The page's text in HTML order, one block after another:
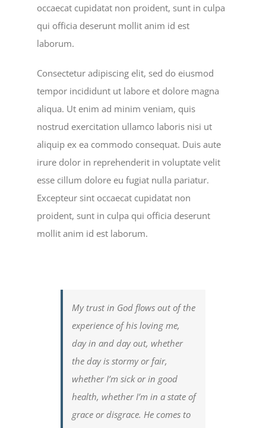
occaecat cupidatat non proident, sunt in culpa
qui officia deserunt mollit anim id est
laborum.
Consectetur adipiscing elit, sed do eiusmod
tempor incididunt ut labore et dolore magna
aliqua. Ut enim ad minim veniam, quis
nostrud exercitation ullamco laboris nisi ut
aliquip ex ea commodo consequat. Duis aute
irure dolor in reprehenderit in voluptate velit
esse cillum dolore eu fugiat nulla pariatur.
Excepteur sint occaecat cupidatat non
proident, sunt in culpa qui officia deserunt
mollit anim id est laborum.
My trust in God flows out of the
experience of his loving me,
day in and day out, whether
the day is stormy or fair,
whether I’m sick or in good
health, whether I’m in a state of
grace or disgrace. He comes to